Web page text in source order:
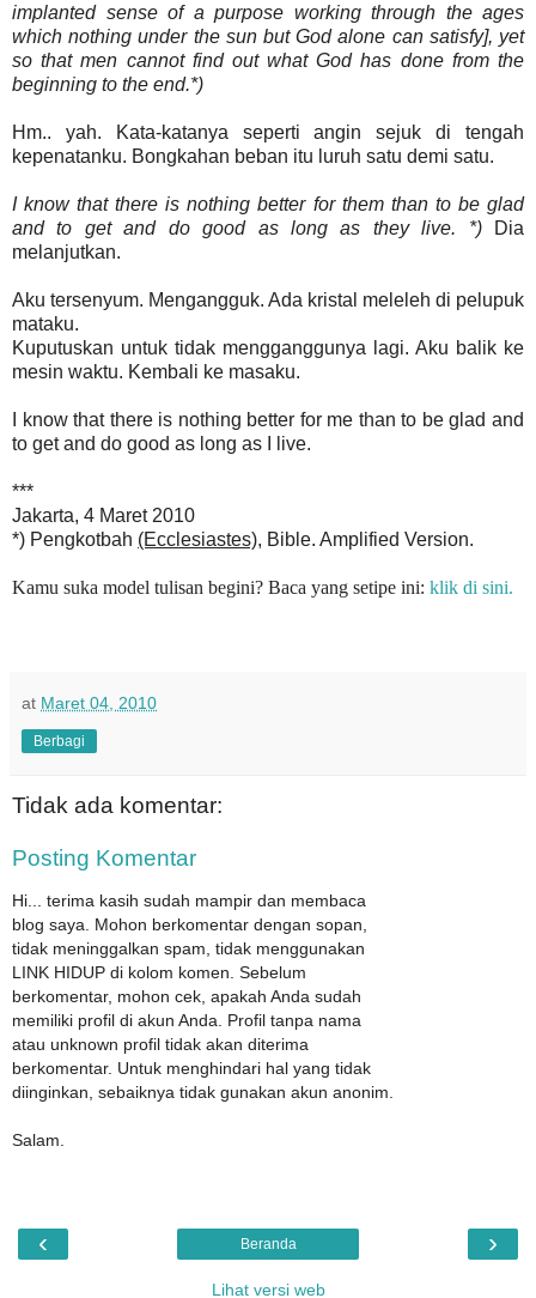
implanted sense of a purpose working through the ages
which nothing under the sun but God alone can satisfy], yet
so that men cannot find out what God has done from the
beginning to the end.*)
Hm.. yah. Kata-katanya seperti angin sejuk di tengah
kepenatanku. Bongkahan beban itu luruh satu demi satu.
I know that there is nothing better for them than to be glad
and to get and do good as long as they live. *)
Dia
melanjutkan.
Aku tersenyum. Mengangguk. Ada kristal meleleh di pelupuk
mataku.
Kuputuskan untuk tidak mengganggunya lagi. Aku balik ke
mesin waktu. Kembali ke masaku.
I know that there is nothing better for me than to be glad and
to get and do good as long as I live.
***
Jakarta, 4 Maret 2010
*) Pengkotbah (Ecclesiastes), Bible. Amplified Version.
Kamu suka model tulisan begini? Baca yang setipe ini: klik di sini.
at Maret 04, 2010
Berbagi
Tidak ada komentar:
Posting Komentar
Hi... terima kasih sudah mampir dan membaca
blog saya. Mohon berkomentar dengan sopan,
tidak meninggalkan spam, tidak menggunakan
LINK HIDUP di kolom komen. Sebelum
berkomentar, mohon cek, apakah Anda sudah
memiliki profil di akun Anda. Profil tanpa nama
atau unknown profil tidak akan diterima
berkomentar. Untuk menghindari hal yang tidak
diinginkan, sebaiknya tidak gunakan akun anonim.
Salam.
‹ ›
Beranda
Lihat versi web